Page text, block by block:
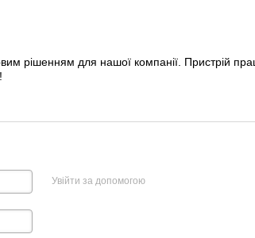
рішенням для нашої компанії. Пристрій
Увійти за допомогою